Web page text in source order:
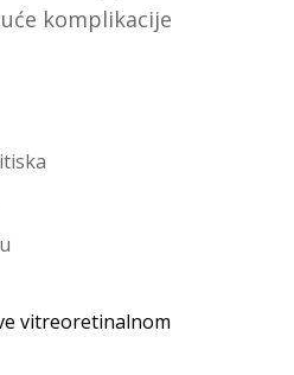
komplikacije
vitreoretinalnom